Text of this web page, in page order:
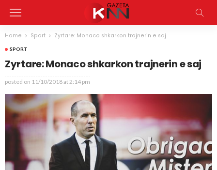
Home Sport Zyrtare: Monaco shkarkon trajnerin e saj
SPORT
Zyrtare: Monaco shkarkon trajnerin e saj
posted on 11/10/2018 at 2:14 pm